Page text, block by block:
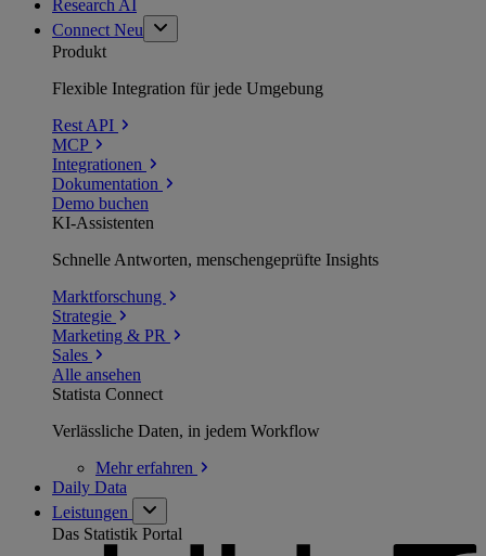
Research AI
Connect Neu
Produkt
Flexible Integration für jede Umgebung
Rest API
MCP
Integrationen
Dokumentation
Demo buchen
KI-Assistenten
Schnelle Antworten, menschengeprüfte Insights
Marktforschung
Strategie
Marketing & PR
Sales
Alle ansehen
Statista Connect
Verlässliche Daten, in jedem Workflow
Mehrerfahren
Daily Data
Leistungen
Das Statistik Portal